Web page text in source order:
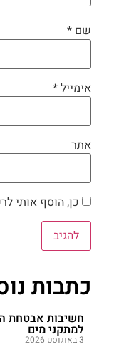
שם *
אימייל*
אתר
כן, הוסף אותי
כתבות
חשיבות אבטחת
למתקני מים
3 באוגוסט 2026